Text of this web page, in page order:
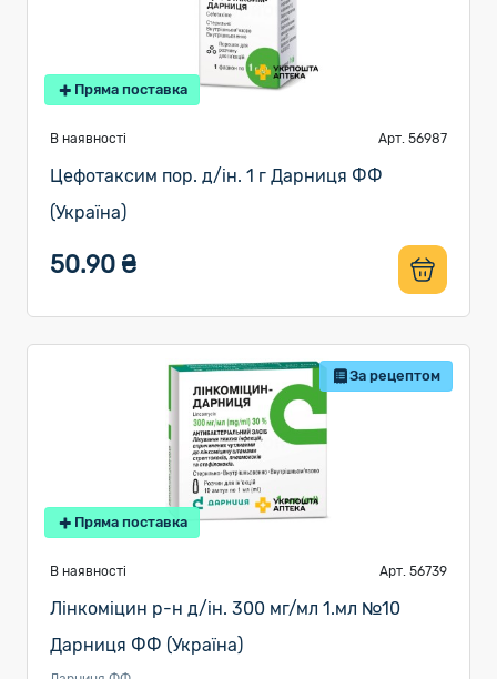
Пряма поставка
В наявності Арт. 56987
Цефотаксим пор. д/ін. 1 г Дарниця ФФ
(Україна)
50.90 ₴
За рецептом
Пряма поставка
В наявності Арт. 56739
Лінкоміцин р-н д/ін. 300 мг/мл 1.мл №10
Дарниця ФФ (Україна)